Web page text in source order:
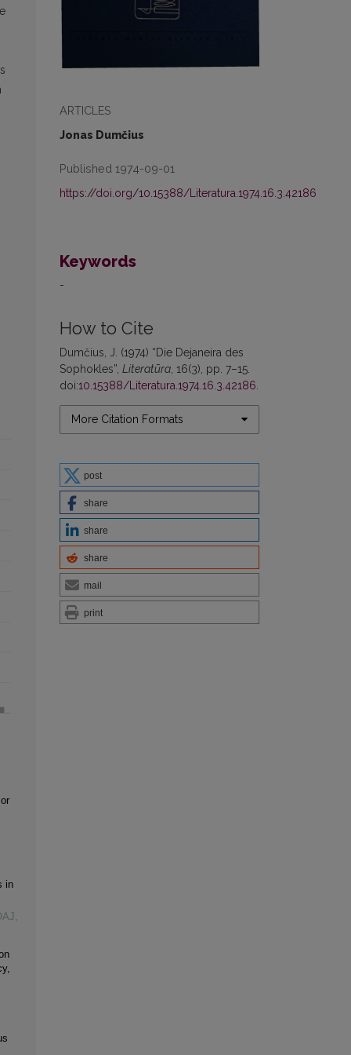
ARTICLES
Jonas Dumčius
Published 1974-09-01
https://doi.org/10.15388/Literatura.1974.16.3.42186
Keywords
-
How to Cite
Dumčius, J. (1974) “Die Dejaneira des
Sophokles”, Literatūra , 16(3), pp. 7–15.
doi:10.15388/Literatura.1974.16.3.42186
More Citation Formats
post
share
share
share
mail
print
in